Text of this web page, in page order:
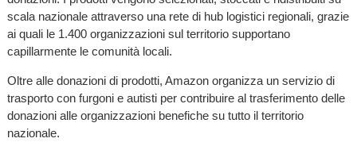
scala nazionale attraverso una rete di hub logistici regionali, grazie
ai quali le 1.400 organizzazioni sul territorio supportano
capillarmente le comunità locali.
Oltre alle donazioni di prodotti, Amazon organizza un servizio di
trasporto con furgoni e autisti per contribuire al trasferimento delle
donazioni alle organizzazioni benefiche su tutto il territorio
nazionale.